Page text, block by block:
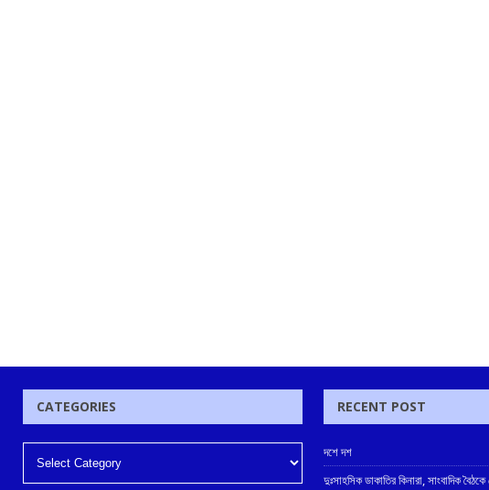
CATEGORIES RECENT POST
দশে দশ
দুঃসাহসিক ডাকাতির কিনারা, সাংবাদিক